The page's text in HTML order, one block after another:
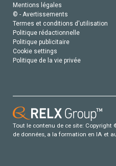
Mentions légales
© - Avertissements
Termes et conditions d'utilisation
Politique rédactionnelle
Politique publicitaire
Cookie settings
Politique de la vie privée
Tout le contenu de ce site: Copyright
de données, a la formation en IA et